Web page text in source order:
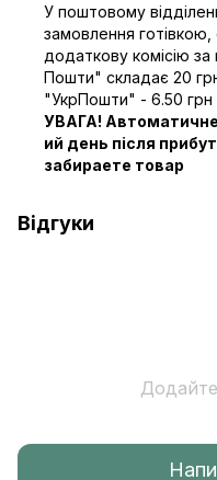
У поштовому
замовлення
додаткову комісію
Пошти" складає 20
"УкрПошти" - 6.50 грн
УВАГА!
ий день після
забираете товар
Відгуки